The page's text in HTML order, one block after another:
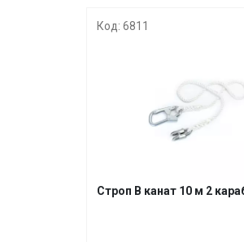
Код: 6811
Строп В канат 10 м 2